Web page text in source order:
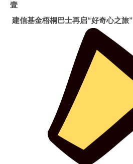
壹
建信基金梧桐巴士再启“好奇心之旅”